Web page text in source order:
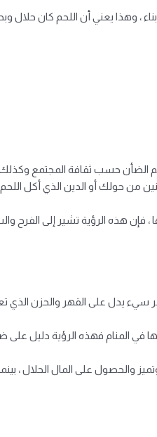
، وهذا يعني أن اللحم كان
حسب ثقافة المجتمع
من حولك أو الدين الذي أكل
هذه الرؤية تشير إلى الفرح
سيء يدل على القهر والحزن
في المنام فهذه الرؤية دليل على
والحصول على المال الحلال ،